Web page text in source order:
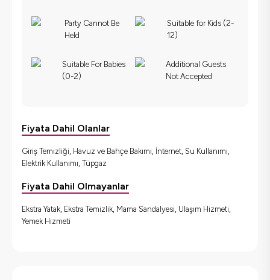
Party Cannot Be
Held
Suitable for Kids (2-
12)
Suitable For Babies
(0-2)
Additional Guests
Not Accepted
Fiyata Dahil Olanlar
Giriş Temizliği, Havuz ve Bahçe Bakımı, İnternet, Su Kullanımı,
Elektrik Kullanımı, Tüpgaz
Fiyata Dahil Olmayanlar
Ekstra Yatak, Ekstra Temizlik, Mama Sandalyesi, Ulaşım Hizmeti,
Yemek Hizmeti